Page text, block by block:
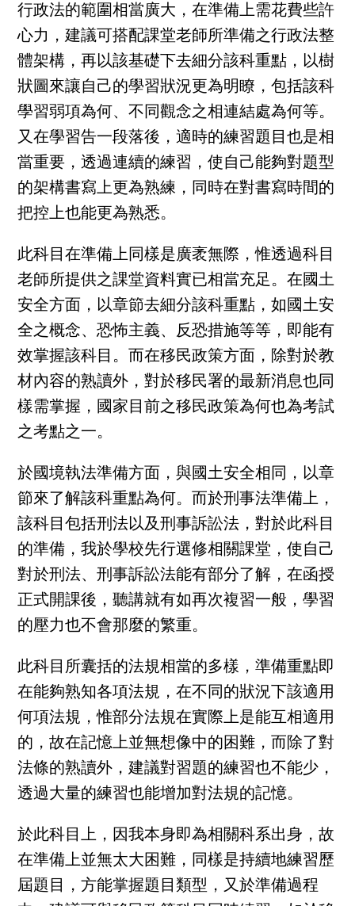
行政法的範圍相當廣大，在準備上需花費些許
心力，建議可搭配課堂老師所準備之行政法整
體架構，再以該基礎下去細分該科重點，以樹
狀圖來讓自己的學習狀況更為明瞭，包括該科
學習弱項為何、不同觀念之相連結處為何等。
又在學習告一段落後，適時的練習題目也是相
當重要，透過連續的練習，使自己能夠對題型
的架構書寫上更為熟練，同時在對書寫時間的
把控上也能更為熟悉。
此科目在準備上同樣是廣袤無際，惟透過科目
老師所提供之課堂資料實已相當充足。在國土
安全方面，以章節去細分該科重點，如國土安
全之概念、恐怖主義、反恐措施等等，即能有
效掌握該科目。而在移民政策方面，除對於教
材內容的熟讀外，對於移民署的最新消息也同
樣需掌握，國家目前之移民政策為何也為考試
之考點之一。
於國境執法準備方面，與國土安全相同，以章
節來了解該科重點為何。而於刑事法準備上，
該科目包括刑法以及刑事訴訟法，對於此科目
的準備，我於學校先行選修相關課堂，使自己
對於刑法、刑事訴訟法能有部分了解，在函授
正式開課後，聽講就有如再次複習一般，學習
的壓力也不會那麼的繁重。
此科目所囊括的法規相當的多樣，準備重點即
在能夠熟知各項法規，在不同的狀況下該適用
何項法規，惟部分法規在實際上是能互相適用
的，故在記憶上並無想像中的困難，而除了對
法條的熟讀外，建議對習題的練習也不能少，
透過大量的練習也能增加對法規的記憶。
於此科目上，因我本身即為相關科系出身，故
在準備上並無太大困難，同樣是持續地練習歷
屆題目，方能掌握題目類型，又於準備過程